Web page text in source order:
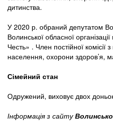
дитинства.
У 2020 р. обраний депутатом
Волинської обласної
Честь» . Член постійної комісії
населення, охорони здоров’я,
Сімейний стан
Одружений, виховує двох
Інформація з сайту